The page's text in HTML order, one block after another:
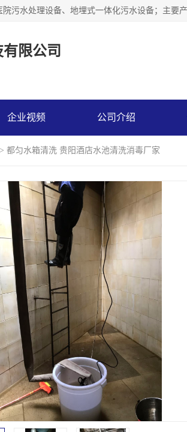
限公司
企业视频 公司介绍
> 都匀水箱清洗 贵阳酒店水池清洗消毒厂家